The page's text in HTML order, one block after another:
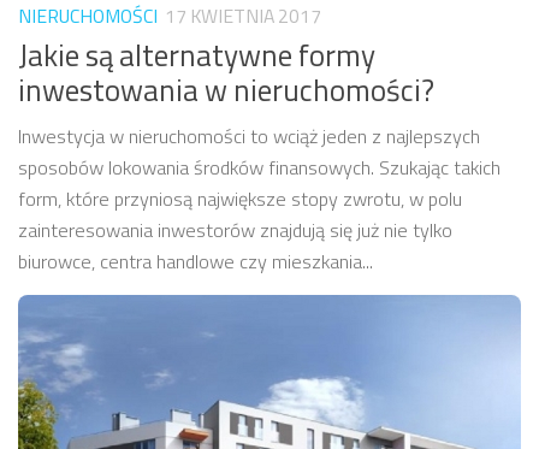
NIERUCHOMOŚCI 17 KWIETNIA 2017
Jakie są alternatywne formy
inwestowania w nieruchomości?
Inwestycja w nieruchomości to wciąż jeden z najlepszych
sposobów lokowania środków finansowych. Szukając takich
form, które przyniosą największe stopy zwrotu, w polu
zainteresowania inwestorów znajdują się już nie tylko
biurowce, centra handlowe czy mieszkania...